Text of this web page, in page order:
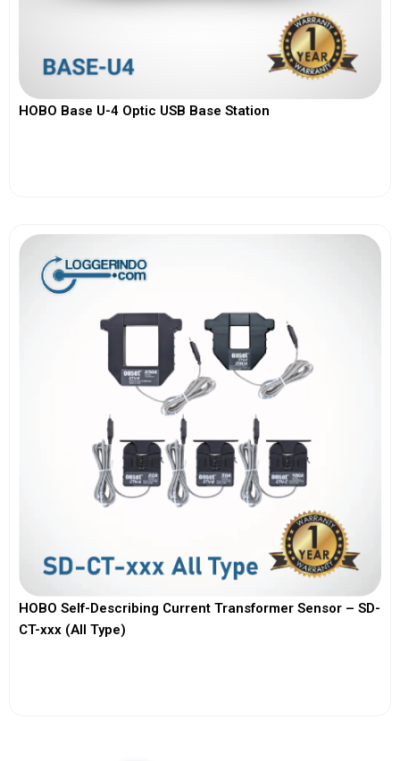
HOBO Base U-4 Optic USB Base Station
HOBO Self-Describing Current Transformer Sensor – SD-
CT-xxx (All Type)